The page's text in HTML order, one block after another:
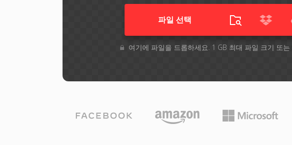
파일 선택
여기에 파일을 드롭하세요. 1 GB 최대 파일 크기 또는